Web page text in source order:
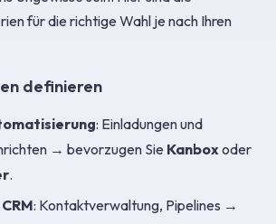
für die richtige Wahl je nach Ihren
definieren
: Einladungen und
→ bevorzugen Sie Kanboxoder
.
: Kontaktverwaltung, Pipelines →